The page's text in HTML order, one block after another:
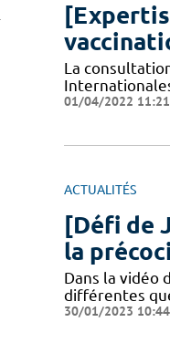
La
01/04/2022 11:21
ACTUALITÉS
[Défi de
la
Dans la vidéo
différentes
30/01/2023 10:44